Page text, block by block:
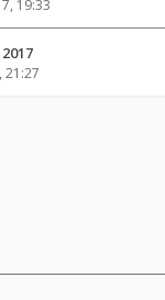
19:33
21:27